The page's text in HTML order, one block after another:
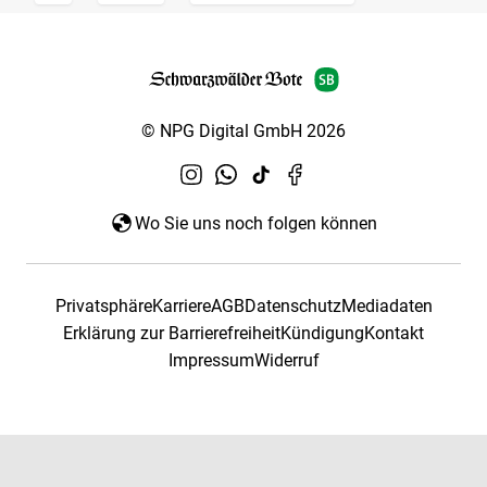
© NPG Digital GmbH 2026
Wo Sie uns noch folgen können
PrivatsphäreKarriereAGBDatenschutzMediadaten
Erklärung zur BarrierefreiheitKündigungKontakt
ImpressumWiderruf